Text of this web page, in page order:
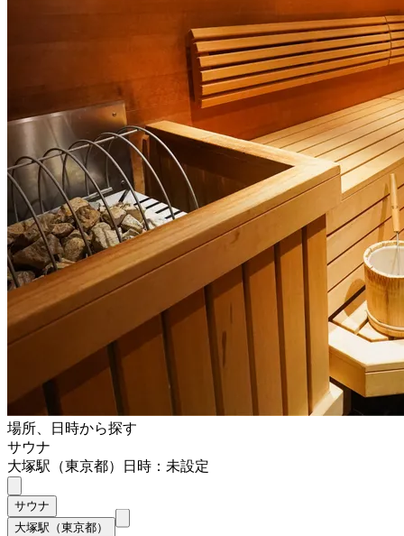
場所、日時から探す
サウナ
大塚駅（東京都）
日時：未設定
サウナ
大塚駅（東京都）